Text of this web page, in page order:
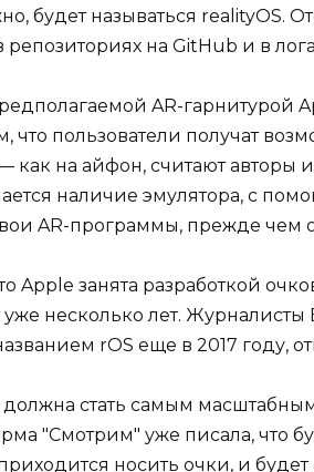
будет называться realityOS.
на GitHub и в
AR-гарнитурой
что пользователи получат
на айфон, считают авторы
наличие эмулятора, с
AR-программы, прежде чем
Apple занята разработкой
несколько лет.
rOS еще в 2017 году,
должна стать самым
"Смотрим" уже писала, что
носить очки, и